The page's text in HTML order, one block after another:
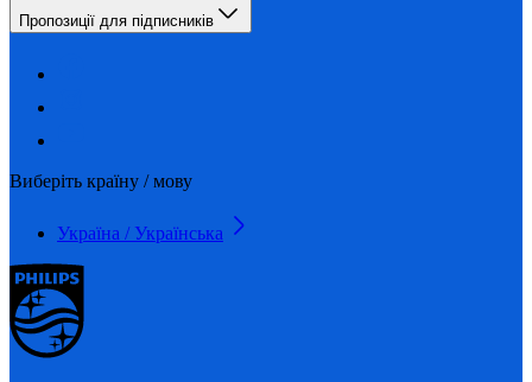
Пропозиції для підписників
Виберіть країну / мову
Україна / Українська